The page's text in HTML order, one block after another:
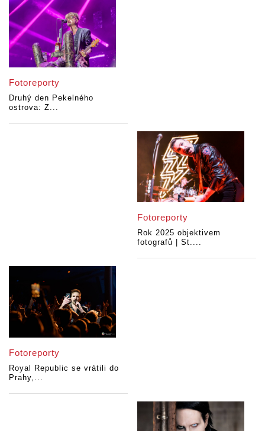
Fotoreporty
Druhý den Pekelného
ostrova: Z...
Fotoreporty
Rok 2025 objektivem
fotografů | St....
Fotoreporty
Royal Republic se vrátili do
Prahy,...